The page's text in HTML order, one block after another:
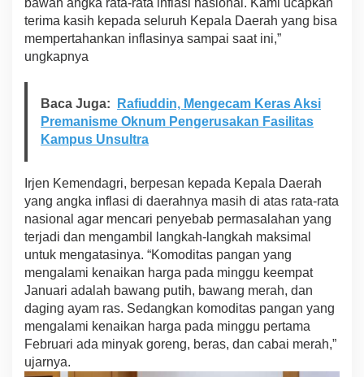
bawah angka rata-rata inflasi nasional. Kami ucapkan
terima kasih kepada seluruh Kepala Daerah yang bisa
mempertahankan inflasinya sampai saat ini,”
ungkapnya
Baca Juga:
Rafiuddin, Mengecam Keras Aksi
Premanisme Oknum Pengerusakan Fasilitas
Kampus Unsultra
Irjen Kemendagri, berpesan kepada Kepala Daerah
yang angka inflasi di daerahnya masih di atas rata-rata
nasional agar mencari penyebab permasalahan yang
terjadi dan mengambil langkah-langkah maksimal
untuk mengatasinya. “Komoditas pangan yang
mengalami kenaikan harga pada minggu keempat
Januari adalah bawang putih, bawang merah, dan
daging ayam ras. Sedangkan komoditas pangan yang
mengalami kenaikan harga pada minggu pertama
Februari ada minyak goreng, beras, dan cabai merah,”
ujarnya.